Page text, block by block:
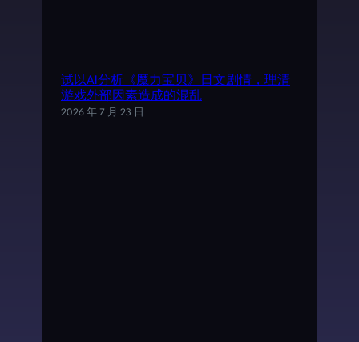
试以AI分析《魔力宝贝》日文剧情，理清
游戏外部因素造成的混乱
2026 年 7 月 23 日